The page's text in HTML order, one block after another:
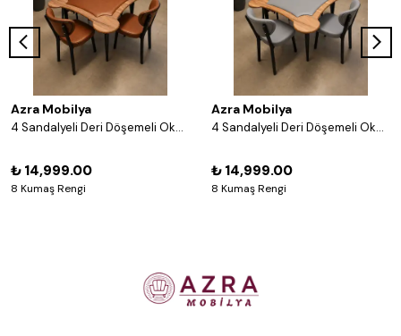
Azra Mobilya
4 Sandalyeli Deri Döşemeli Okey Masası Takımı – 8 Renk Seçenekli Ahşap Masa ve Sandalye Seti - Acı Kahve
₺ 14,999.00
8 Kumaş Rengi
Azra Mobilya
4 Sandalyeli Deri Döşemeli Okey Masası Takımı – 8 Renk Seçenekli Ahşap Masa ve Sandalye Seti - Gri
₺ 14,999.00
8 Kumaş Rengi